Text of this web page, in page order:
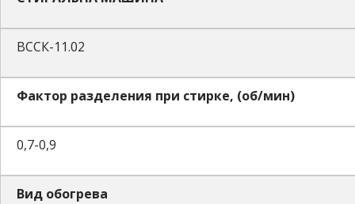
ВССК-11.02
Фактор разделения при стирке, (об/мин)
0,7-0,9
Вид обогрева